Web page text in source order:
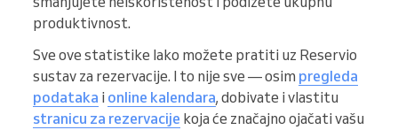
produktivnost.
Sve ove statistike lako možete pratiti uz Reservio
sustav za rezervacije. I to nije sve — osim pregleda
podataka i online kalendara, dobivate i vlastitu
stranicu za rezervacije koja će značajno ojačati vašu